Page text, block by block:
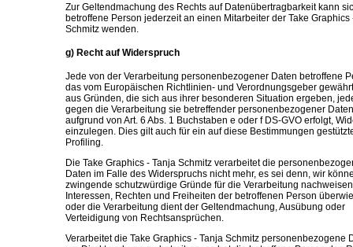
Zur Geltendmachung des Rechts auf Datenübertragbarkeit kann
betroffene Person jederzeit an einen Mitarbeiter der Take Graphics
Schmitz wenden.
g) Recht auf Widerspruch
Jede von der Verarbeitung personenbezogener Daten betroffene
das vom Europäischen Richtlinien- und Verordnungsgeber
aus Gründen, die sich aus ihrer besonderen Situation ergeben,
gegen die Verarbeitung sie betreffender personenbezogener
aufgrund von Art. 6 Abs. 1 Buchstaben e oder f DS-GVO erfolgt,
einzulegen. Dies gilt auch für ein auf diese Bestimmungen
Profiling.
Die Take Graphics - Tanja Schmitz verarbeitet die
Daten im Falle des Widerspruchs nicht mehr, es sei denn, wir
zwingende schutzwürdige Gründe für die Verarbeitung
Interessen, Rechten und Freiheiten der betroffenen Person
oder die Verarbeitung dient der Geltendmachung, Ausübung oder
Verteidigung von Rechtsansprüchen.
Verarbeitet die Take Graphics - Tanja Schmitz personenbezogene